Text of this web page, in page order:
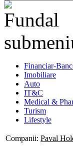
Financiar-
Imobiliare
Auto
IT&C
Medical &
Turism
Lifestyle
Companii: Paval
oportunitati-